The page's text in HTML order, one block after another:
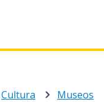
Cultura Museos